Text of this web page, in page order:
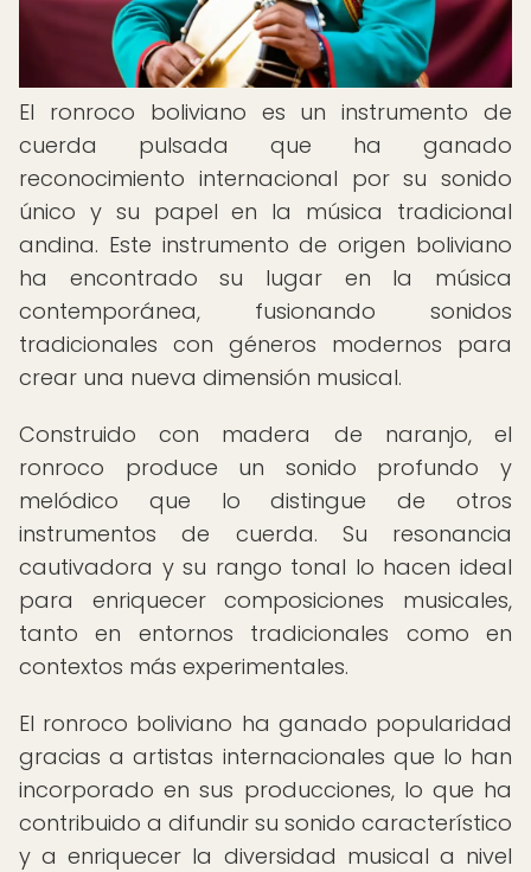
El ronroco boliviano es un instrumento de
cuerda pulsada que ha ganado
reconocimiento internacional por su sonido
único y su papel en la música tradicional
andina. Este instrumento de origen boliviano
ha encontrado su lugar en la música
contemporánea, fusionando sonidos
tradicionales con géneros modernos para
crear una nueva dimensión musical.
Construido con madera de naranjo, el
ronroco produce un sonido profundo y
melódico que lo distingue de otros
instrumentos de cuerda. Su resonancia
cautivadora y su rango tonal lo hacen ideal
para enriquecer composiciones musicales,
tanto en entornos tradicionales como en
contextos más experimentales.
El ronroco boliviano ha ganado popularidad
gracias a artistas internacionales que lo han
incorporado en sus producciones, lo que ha
contribuido a difundir su sonido característico
y a enriquecer la diversidad musical a nivel